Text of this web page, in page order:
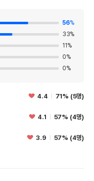
56%
33%
11 %
0%
0%
4.4 71% (5명)
4.1 57% (4명)
3.9 57% (4명)